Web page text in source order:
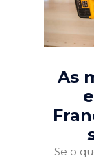
As
Se o